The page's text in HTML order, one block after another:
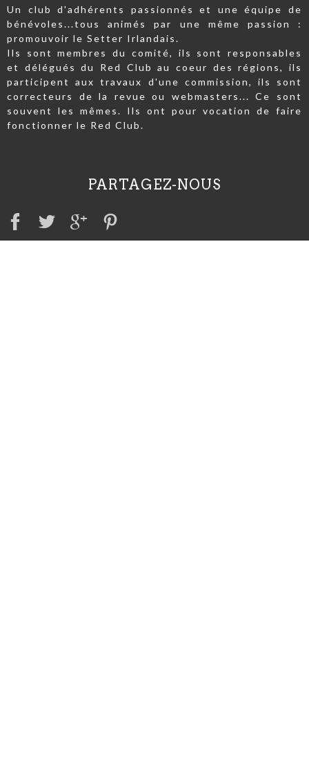
Un club d'adhérents passionnés et une équipe de
bénévoles...tous animés par une même passion :
promouvoir le Setter Irlandais.
Ils sont membres du comité, ils sont responsables
et délégués du Red Club au coeur des régions, ils
participent aux travaux d'une commission, ils sont
correcteurs de la revue ou webmasters... Ce sont
souvent les mêmes. Ils ont pour vocation de faire
fonctionner le Red Club.
PARTAGEZ-NOUS